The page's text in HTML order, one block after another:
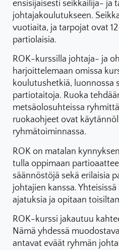
ensisijaisesti seikkailija- ja
johtajakoulutukseen.
vuotiaita, ja tarpojat ovat
partiolaisia.
ROK-kurssilla johtaja- ja
harjoittelemaan omissa
koulutushetkiä, luonnossa
partiotaitoja. Ruoka
metsäolosuhteissa
ruokaohjeet ovat
ryhmätoiminnassa.
ROK on matalan
tulla oppimaan
säännöstöjä sekä erilaisia
johtajien kanssa.
ajatuksia ja opitaan
ROK-kurssi jakautuu
Nämä yhdessä
antavat eväät ryhmän